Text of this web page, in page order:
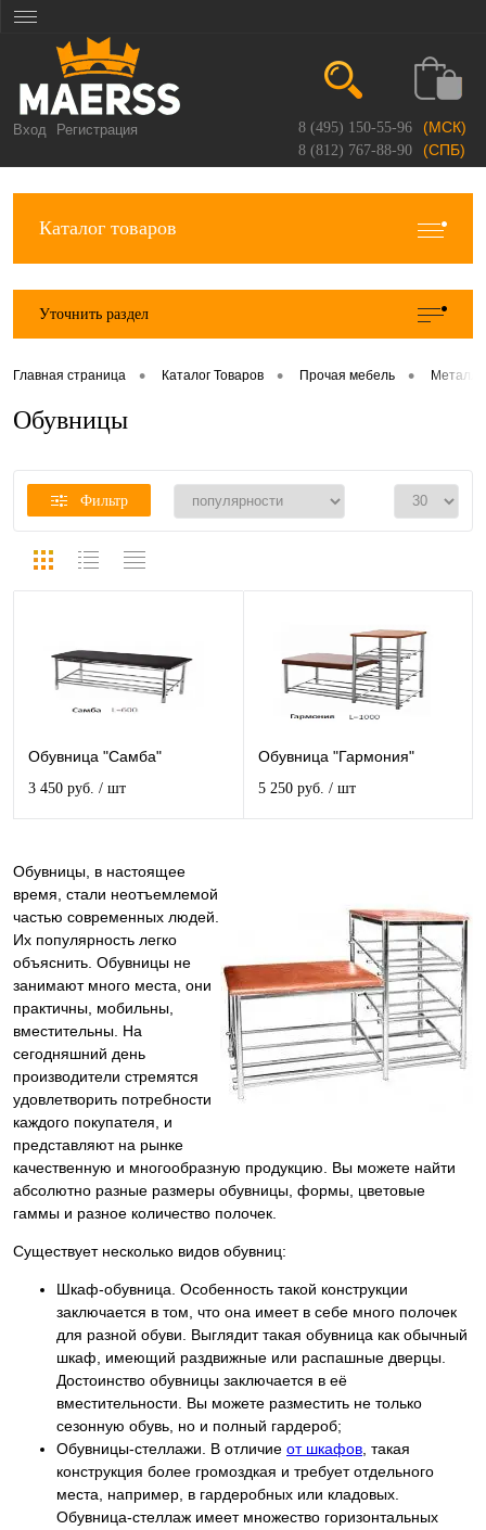
Вход Регистрация 8 (495) 150-55-96 (МСК)
8 (812) 767-88-90 (СПБ)
Каталог товаров
Уточнить раздел
Главная страница • Каталог Товаров • Прочая мебель •
Обувницы
Фильтр
Обувница "Самба"
3 450 руб. / шт
Обувница "Гармония"
5 250 руб. / шт
Обувницы, в настоящее
время, стали неотъемлемой
частью современных людей.
Их популярность легко
объяснить. Обувницы не
занимают много места, они
практичны, мобильны,
вместительны. На
сегодняшний день
производители стремятся
удовлетворить потребности
каждого покупателя, и
представляют на рынке
качественную и многообразную продукцию. Вы можете найти
абсолютно разные размеры обувницы, формы, цветовые
гаммы и разное количество полочек.
Существует несколько видов обувниц:
Шкаф-обувница. Особенность такой конструкции
заключается в том, что она имеет в себе много полочек
для разной обуви. Выглядит такая обувница как обычный
шкаф, имеющий раздвижные или распашные дверцы.
Достоинство обувницы заключается в её
вместительности. Вы можете разместить не только
сезонную обувь, но и полный гардероб;
Обувницы-стеллажи. В отличие от шкафов , такая
конструкция более громоздкая и требует отдельного
места, например, в гардеробных или кладовых.
Обувница-стеллаж имеет множество горизонтальных